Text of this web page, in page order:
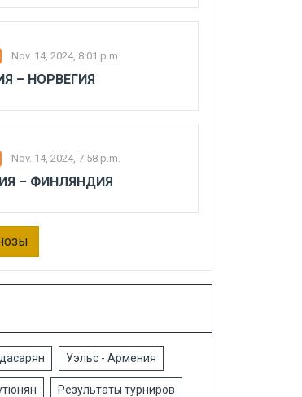
Nov. 14, 2024, 8:01 p.m.
– НОРВЕГИЯ
Nov. 14, 2024, 7:58 p.m.
– ФИНЛЯНДИЯ
Уэльс - Армения
Результаты турниров